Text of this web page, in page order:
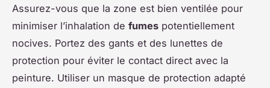
Assurez-vous que la zone est bien ventilée pour
minimiser l’inhalation de fumes potentiellement
nocives. Portez des gants et des lunettes de
protection pour éviter le contact direct avec la
peinture. Utiliser un masque de protection adapté